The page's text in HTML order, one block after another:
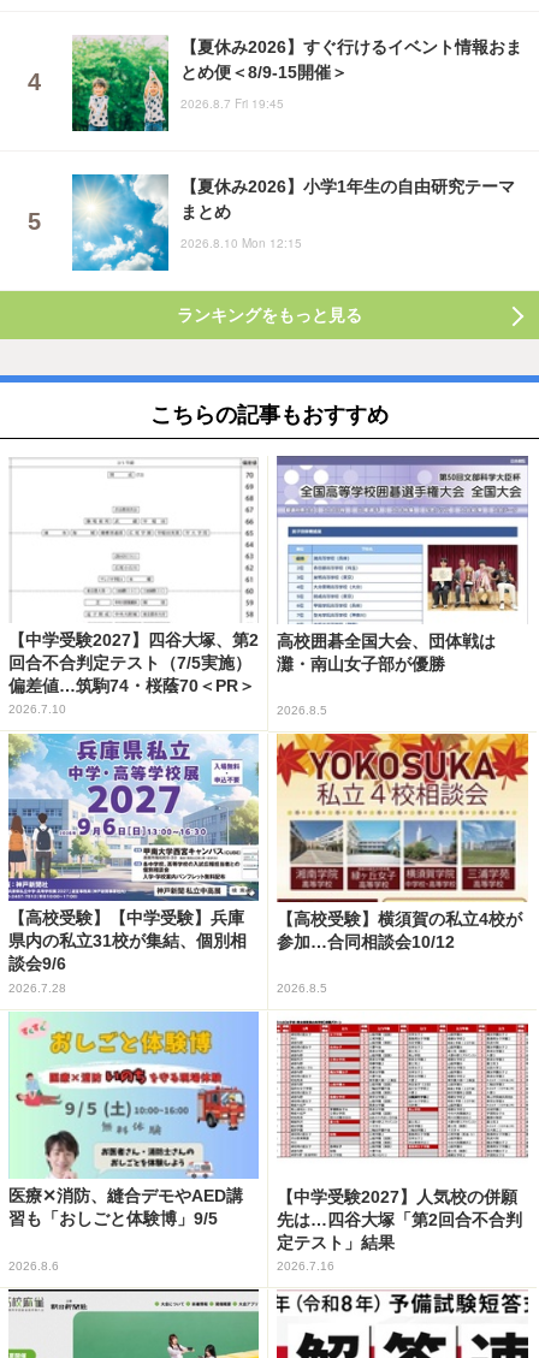
【夏休み2026】すぐ行けるイベント情報おま
とめ便＜8/9-15開催＞
2026.8.7 Fri 19:45
【夏休み2026】小学1年生の自由研究テーマ
まとめ
2026.8.10 Mon 12:15
ランキングをもっと見る
こちらの記事もおすすめ
【中学受験2027】四谷大塚、第2
回合不合判定テスト（7/5実施）
偏差値…筑駒74・桜蔭70＜PR＞
2026.7.10
高校囲碁全国大会、団体戦は
灘・南山女子部が優勝
2026.8.5
【高校受験】【中学受験】兵庫
県内の私立31校が集結、個別相
談会9/6
2026.7.28
【高校受験】横須賀の私立4校が
参加…合同相談会10/12
2026.8.5
医療✕消防、縫合デモやAED講
習も「おしごと体験博」9/5
2026.8.6
【中学受験2027】人気校の併願
先は…四谷大塚「第2回合不合判
定テスト」結果
2026.7.16